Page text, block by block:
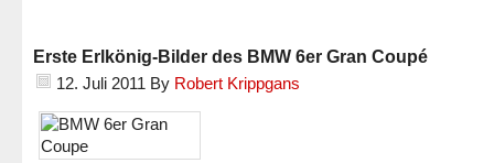
Erste Erlkönig-Bilder des BMW 6er Gran Coupé
12. Juli 2011 By Robert Krippgans